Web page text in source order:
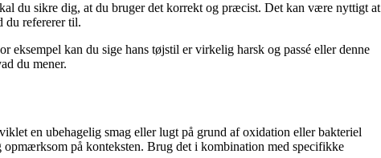
du sikre dig, at du bruger det korrekt og præcist. Det kan være nyttigt at
du refererer til.
kan du sige hans tøjstil er virkelig harsk og passé eller denne
du mener.
en ubehagelig smag eller lugt på grund af oxidation eller bakteriel
på konteksten. Brug det i kombination med specifikke